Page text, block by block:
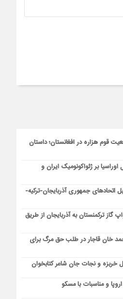
قوم هزاره در افغانستان؛ داستان
بر ژئواکونومیک ایران و
اتحادهای جمهوری آذربایجان-ترکیه-
گاز ترکمنستان به آذربایجان از طریق
خان قاجار در طلب حق مرگ برای
خربزه و نجات جان شاعر کتابخوان
و مناسبات با مسکو